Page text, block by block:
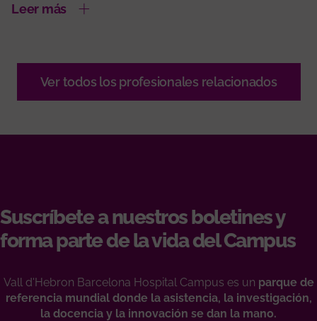
Leer más
Ver todos los profesionales relacionados
Suscríbete a nuestros boletines y
forma parte de la vida del Campus
Vall d'Hebron Barcelona Hospital Campus es un parque de
referencia mundial donde la asistencia, la investigación,
la docencia y la innovación se dan la mano.